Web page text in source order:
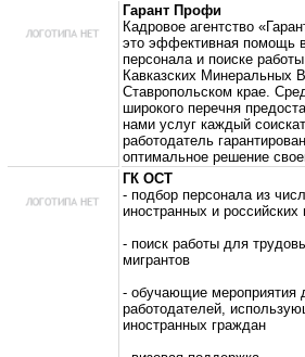
Гарант Профи
Кадровое агентство
это эффективная помощь
персонала и поиске
Кавказских Минеральных
Ставропольском крае.
широкого перечня
нами услуг каждый
работодатель
оптимальное решение
ГК ОСТ
- подбор персонала из
иностранных и российских
- поиск работы для
мигрантов
- обучающие мероприятия
работодателей,
иностранных граждан